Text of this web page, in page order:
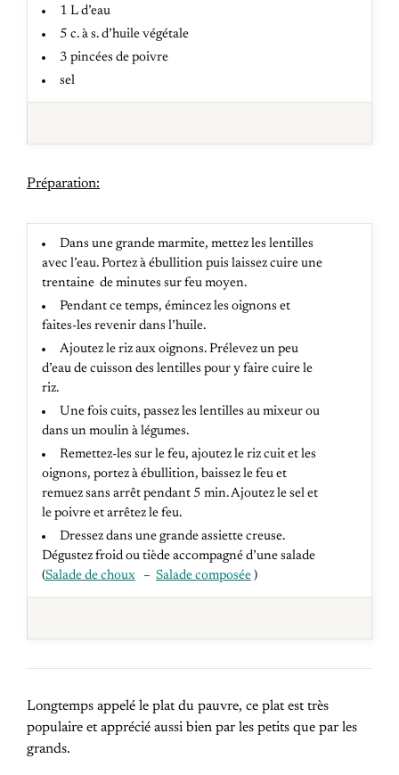
1 L d’eau
5 c. à s. d’huile végétale
3 pincées de poivre
sel
Préparation:
Dans une grande marmite, mettez les lentilles
avec l’eau. Portez à ébullition puis laissez cuire une
trentaine de minutes sur feu moyen.
Pendant ce temps, émincez les oignons et
faites-les revenir dans l’huile.
Ajoutez le riz aux oignons. Prélevez un peu
d’eau de cuisson des lentilles pour y faire cuire le
riz.
Une fois cuits, passez les lentilles au mixeur ou
dans un moulin à légumes.
Remettez-les sur le feu, ajoutez le riz cuit et les
oignons, portez à ébullition, baissez le feu et
remuez sans arrêt pendant 5 min. Ajoutez le sel et
le poivre et arrêtez le feu.
Dressez dans une grande assiette creuse.
Dégustez froid ou tiède accompagné d’une salade
(Salade de choux – Salade composée )
Longtemps appelé le plat du pauvre, ce plat est très
populaire et apprécié aussi bien par les petits que par les
grands.